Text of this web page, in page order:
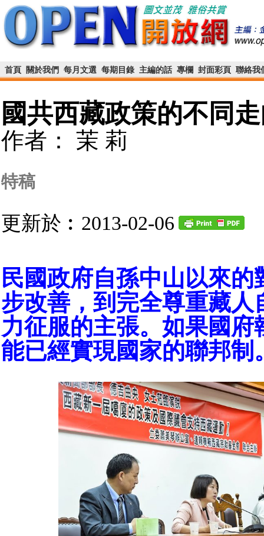
首頁 關於我們 每月文選 每期目錄 主編的話 專欄 封面彩頁 聯絡我
國共西藏政策的不同
作者： 茉 莉
特稿
更新於︰2013-02-06
民國政府自孫中山以來的
步改善，到完全尊重藏人
力征服的主張。如果國府
能已經實現國家的聯邦制